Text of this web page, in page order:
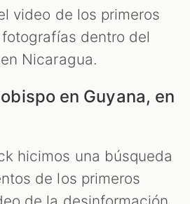
video de los primeros
dentro del
Nicaragua.
en Guyana, en
hicimos una búsqueda
de los primeros